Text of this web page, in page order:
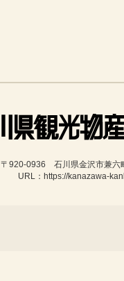
〒920-0936　石川県金沢市兼六
URL：https://kanazawa-